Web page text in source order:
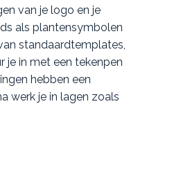
van je logo en je
als plantensymbolen
standaardtemplates,
je in met een tekenpen
hebben een
werk je in lagen zoals